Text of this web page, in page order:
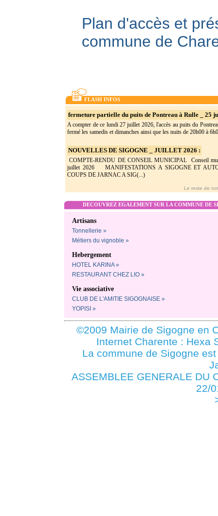
Plan d'accès et
commune de
FLASH INFOS
fermeture partielle du puits de Pontreau à Rulle _ 25
A compter de ce lundi 27 juillet 2026, l'accès au puits du
fermé les samedis et dimanches ainsi que les nuits de 20h00 à
NOUVELLES DE SIGOGNE _ JUILLET 2026 :
COMPTE-RENDU DE CONSEIL MUNICIPAL Conseil
juillet 2026 MANIFESTATIONS A SIGOGNE ET
COUPS DE JARNAC A SIG(...)
Le reste de
DECOUVREZ EGALEMENT SUR LA COMMUNE DE
Artisans
Tonnellerie »
Métiers du vignoble »
Hebergement
HOTEL KARINA »
RESTAURANT CHEZ LIO »
Vie associative
CLUB DE L'AMITIE SIGOGNAISE »
YOPISI »
©2009 Mairie de Sigogne en
Internet Charente : Hexa
La commune de Sigogne
ASSEMBLEE GENERALE DU
22/